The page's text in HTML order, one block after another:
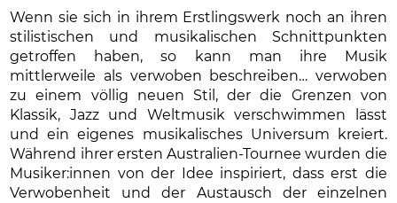
Wenn sie sich in ihrem Erstlingswerk noch an ihren
stilistischen und musikalischen Schnittpunkten
getroffen haben, so kann man ihre Musik
mittlerweile als verwoben beschreiben… verwoben
zu einem völlig neuen Stil, der die Grenzen von
Klassik, Jazz und Weltmusik verschwimmen lässt
und ein eigenes musikalisches Universum kreiert.
Während ihrer ersten Australien-Tournee wurden die
Musiker:innen von der Idee inspiriert, dass erst die
Verwobenheit und der Austausch der einzelnen